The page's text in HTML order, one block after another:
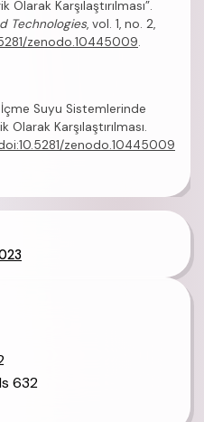
Olarak Karşılaştırılması”.
Technologies, vol. 1, no. 2,
zenodo.10445009.
İçme Suyu Sistemlerinde
Olarak Karşılaştırılması.
zenodo.10445009
632